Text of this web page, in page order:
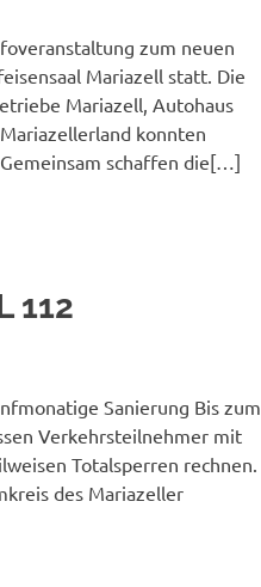
zum neuen
Mariazell statt. Die
Mariazell, Autohaus
konnten
schaffen die[…]
112
Sanierung Bis zum
Verkehrsteilnehmer mit
Totalsperren rechnen.
des Mariazeller